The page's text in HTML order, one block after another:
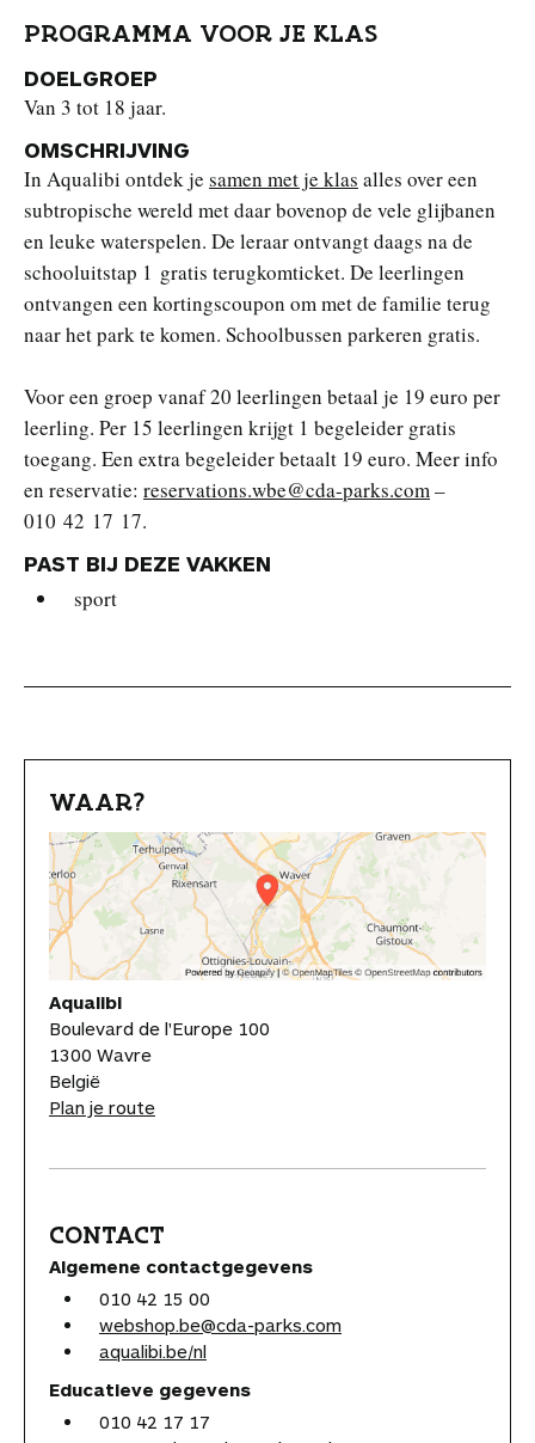
PROGRAMMA VOOR JE KLAS
DOELGROEP
Van 3 tot 18 jaar.
OMSCHRIJVING
In Aqualibi ontdek je samen met je klas alles over een
subtropische wereld met daar bovenop de vele glijbanen
en leuke waterspelen. De leraar ontvangt daags na de
schooluitstap 1 gratis terugkomticket. De leerlingen
ontvangen een kortingscoupon om met de familie terug
naar het park te komen. Schoolbussen parkeren gratis.
Voor een groep vanaf 20 leerlingen betaal je 19 euro per
leerling. Per 15 leerlingen krijgt 1 begeleider gratis
toegang. Een extra begeleider betaalt 19 euro. Meer info
en reservatie: reservations.wbe@cda-parks.com –
010 42 17 17.
PAST BIJ DEZE VAKKEN
sport
WAAR?
Aqualibi
Boulevard de l'Europe 100
1300 Wavre
België
Plan je route
CONTACT
Algemene contactgegevens
010 42 15 00
webshop.be@cda-parks.com
aqualibi.be/nl
Educatieve gegevens
010 42 17 17